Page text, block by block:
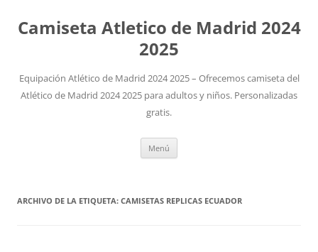
Camiseta Atletico de Madrid 2024
2025
Equipación Atlético de Madrid 2024 2025 – Ofrecemos camiseta del
Atlético de Madrid 2024 2025 para adultos y niños. Personalizadas
gratis.
Menú
ARCHIVO DE LA ETIQUETA: CAMISETAS REPLICAS ECUADOR